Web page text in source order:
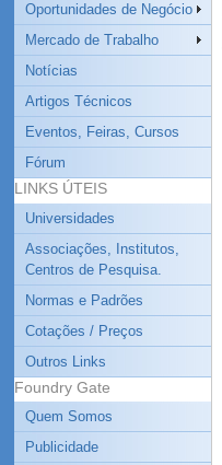
Oportunidades de Negócio
Mercado de Trabalho
Notícias
Artigos Técnicos
Eventos, Feiras, Cursos
Fórum
LINKS ÚTEIS
Universidades
Associações, Institutos,
Centros de Pesquisa.
Normas e Padrões
Cotações / Preços
Outros Links
Foundry Gate
Quem Somos
Publicidade